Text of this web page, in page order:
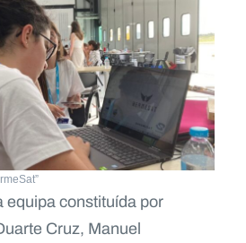
equipa constituída por
Cruz, Manuel